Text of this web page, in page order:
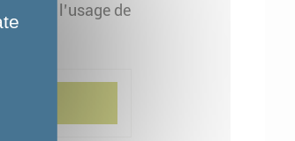
dans l’usage de